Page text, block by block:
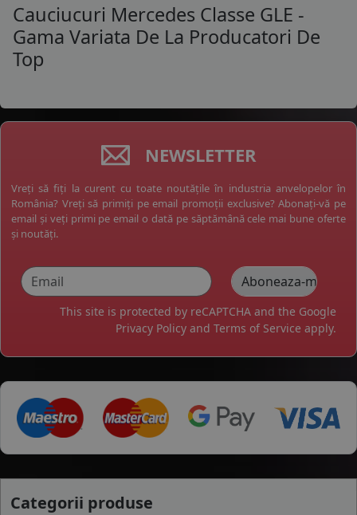
Cauciucuri Mercedes Classe GLE -
Gama Variata De La Producatori De
Top
NEWSLETTER
Vreți să fiți la curent cu toate noutățile în industria anvelopelor în
România? Vreți să primiți pe email promoții exclusive? Abonați-vă pe
email și veți primi pe email o dată pe săptămână cele mai bune oferte
și noutăți.
This site is protected by reCAPTCHA and the Google
Privacy Policy and Terms of Service apply.
Categorii produse